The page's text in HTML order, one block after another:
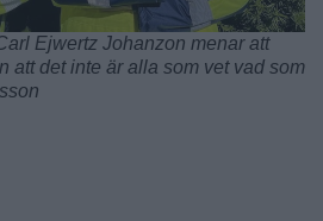
Ejwertz Johanzon menar att
att det inte är alla som vet vad som